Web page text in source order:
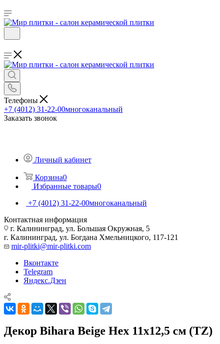
Телефоны
+7 (4012) 31-22-00многоканальный
Заказать звонок
Личный кабинет
Корзина0
Избранные товары0
+7 (4012) 31-22-00многоканальный
Контактная информация
г. Калининград, ул. Большая Окружная, 5
г. Калининград, ул. Богдана Хмельницкого, 117-121
mir-plitki@mir-plitki.com
Вконтакте
Telegram
Яндекс.Дзен
Декор Bihara Beige Hex 11x12,5 см (TZ)